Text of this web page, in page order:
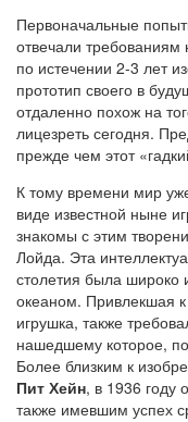
Первоначальные
отвечали требованиям
по истечении 2-3 лет
прототип своего в
отдаленно похож на
лицезреть сегодня.
прежде чем этот
К тому времени мир
виде известной ныне
знакомы с этим
Лойда. Эта
столетия была широко
океаном. Привлекшая
игрушка, также
нашедшему которое,
Более близким к
Пит Хейн, в 1936 году
также имевшим успех